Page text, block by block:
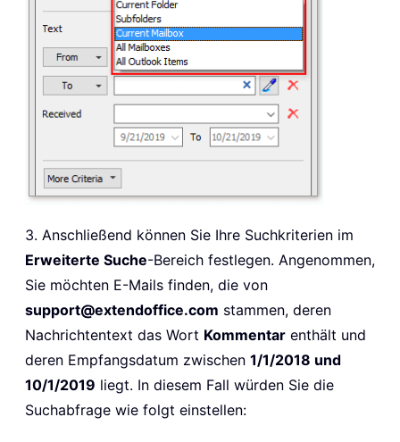
3. Anschließend können Sie Ihre Suchkriterien im
Erweiterte Suche-Bereich festlegen. Angenommen,
Sie möchten E-Mails finden, die von
support@extendoffice.com stammen, deren
Nachrichtentext das Wort Kommentar enthält und
deren Empfangsdatum zwischen 1/1/2018 und
10/1/2019 liegt. In diesem Fall würden Sie die
Suchabfrage wie folgt einstellen: